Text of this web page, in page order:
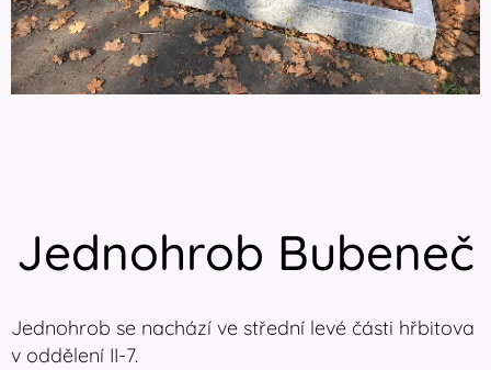
Jednohrob Bubeneč
Jednohrob se nachází ve střední levé části hřbitova
v oddělení II-7.